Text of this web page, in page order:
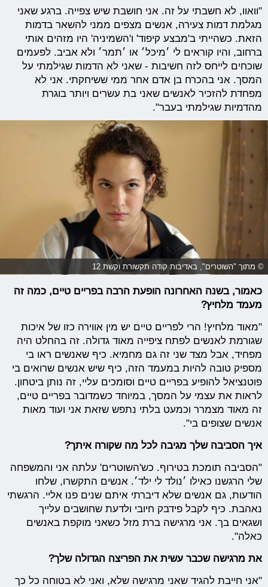
"וואוו, לא חשבתי על זה. אני חושבת שיש צפייה. ברגע שאני
מגלמת דמות צעירה, אנשים מצפים ממני להשאר בדמות
הזאת. כשהייתי ב'מבצע קיפוד' ו'השמיניה' היו מזהים אותי
ברחוב, והיו קוראים לי ׳מיכל׳ או ׳תמר׳ ולא אביב. לפעמים
שוכחים לייחס לזה חשיבות - שאני לא הדמות שגילמתי על
המסך. אני בהכרח בן אדם אחר ממי ששיחקתי. אני לא
מפחדת להזכיר לאנשים שאני בת עשרים ויותר בוגרת
מהדמיות שגילמתי בעבר".
© מתוך "השוטרים", באדיבות קודה תקשורת וקשת 12
כאמור, בשנה האחרונה הופעת הרבה בפריים טיים, כמה זה
מעמד מלחיץ?
"מאוד מלחיץ! הרי לפריים טיים יש מין אווירה כזו של איכות
שגורמת לאנשים לפתח ציפייה מאוד גדולה. זה בהחלט היה
מפחיד, אבל מצד שני זה גם מחמיא. כיף שאנשים ראו בי
מספיק טובה להיות במעמד הזה, כיף שיש אנשים שרואים בי
פוטנציאל להופיע בפריים טיים וסומכים עליי, זה נותן ביטחון.
לראות את עצמי על המסך, במיוחד כשמדובר בפריים טיים,
זה מאוד מצמרר וכמעט בלתי נתפש שזאת אני ועוד מאות
אנשים שצופים בי".
איך הסביבה שלך מגיבה לכל מה שקורה איתך?
"הסביבה תומכת בטירוף. כש'השוטרים' עלתה אני והמשפחה
שלי הרגשנו כאילו ׳נולד לי ילד׳. אנשים התקשרו, שלחו
הודעות, גם אנשים שלא דיברתי איתם שנים פנו אליי. הרגשתי
נאהבת. כיף לקבל פידבק חיובי ולדעת שחושבים עלייך
ושגאים בך. אני מרגישה ברת מזל כשאני מוקפת באנשים
כאלה".
את מרגישה שכבר עשית את הפריצה הגדולה שלך?
"אני חייבת להגיד שאני מרגישה שלא, ואני לא בטוחה כל כך